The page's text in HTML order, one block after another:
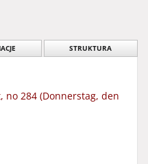
STRUKTURA
no 284 (Donnerstag, den